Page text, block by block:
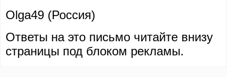
Olga49 (Россия)
Ответы на это письмо читайте внизу
страницы под блоком рекламы.